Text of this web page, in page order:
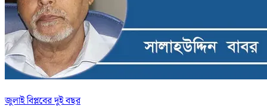
জুলাই বিপ্লবের দুই বছর